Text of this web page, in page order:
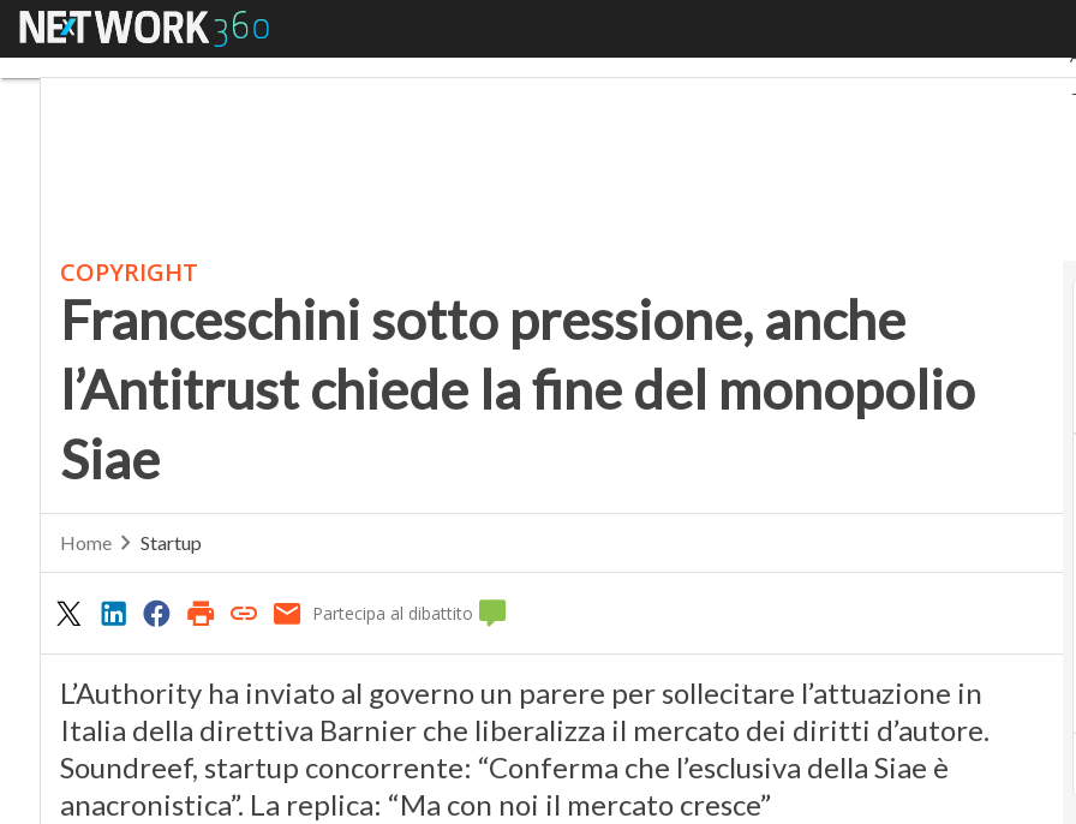
Menu
COPYRIGHT
Franceschini sotto pressione, anche
l’Antitrust chiede la fine del monopolio
Siae
Home Startup
Partecipa al dibattito
L’Authority ha inviato al governo un parere per sollecitare l’attuazione in
Italia della direttiva Barnier che liberalizza il mercato dei diritti d’autore.
Soundreef, startup concorrente: “Conferma che l’esclusiva della Siae è
anacronistica”. La replica: “Ma con noi il mercato cresce”